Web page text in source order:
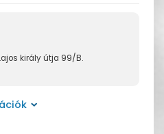
király útja 99/B.